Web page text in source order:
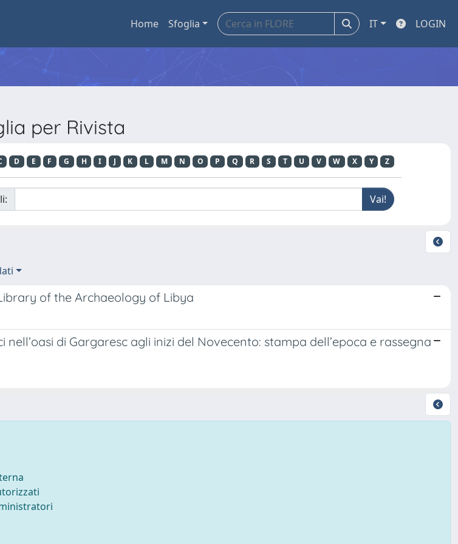
Home Sfoglia IT LOGIN
per Rivista
D E F G H I J K L M N O P Q R S T U V W X Y Z
of the Archaeology of Libya
di Gargaresc agli inizi del Novecento: stampa dell’epoca e rassegna